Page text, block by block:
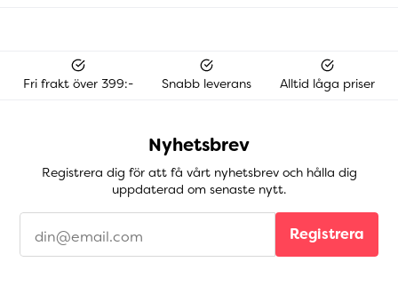
Fri frakt över 399:- Snabb leverans Alltid låga priser
Nyhetsbrev
Registrera dig för att få vårt nyhetsbrev och hålla dig
uppdaterad om senaste nytt.
Registrera